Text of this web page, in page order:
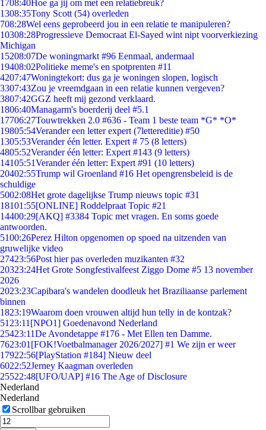
1708:40Hoe ga jij om met een relatiebreuk?
1308:35Tony Scott (54) overleden
708:28Wel eens geprobeerd jou in een relatie te manipuleren?
10308:28Progressieve Democraat El-Sayed wint nipt voorverkiezing
Michigan
15208:07De woningmarkt #96 Eenmaal, andermaal
19408:02Politieke meme's en spotprenten #11
4207:47Woningtekort: dus ga je woningen slopen, logisch
3307:43Zou je vreemdgaan in een relatie kunnen vergeven?
3807:42GGZ heeft mij gezond verklaard.
1806:40Managarm's boerderij deel #5.1
17706:27Touwtrekken 2.0 #636 - Team 1 beste team *G* *O*
19805:54Verander een letter expert (7lettereditie) #50
1305:53Verander één letter. Expert # 75 (8 letters)
4805:52Verander één letter: Expert #143 (9 letters)
14105:51Verander één letter: Expert #91 (10 letters)
20402:55Trump wil Groenland #16 Het opengrensbeleid is de
schuldige
5002:08Het grote dagelijkse Trump nieuws topic #31
18101:55[ONLINE] Roddelpraat Topic #21
14400:29[AKQ] #3384 Topic met vragen. En soms goede
antwoorden.
5100:26Perez Hilton opgenomen op spoed na uitzenden van
gruwelijke video
27423:56Post hier pas overleden muzikanten #32
20323:24Het Grote Songfestivalfeest Ziggo Dome #5 13 november
2026
2023:23Capibara's wandelen doodleuk het Braziliaanse parlement
binnen
1823:19Waarom doen vrouwen altijd hun telly in de kontzak?
51 23:11 [NPO1] Goedenavond Nederland
25423:11De Avondetappe #176 - Met Ellen ten Damme.
7623:01 [FOK!Voetbalmanager 2026/2027] #1 We zijn er weer
17922:56[PlayStation #184] Nieuw deel
6022:52Jerney Kaagman overleden
25522:48[UFO/UAP] #16 The Age of Disclosure
Nederland
Nederland
Scrollbar gebruiken